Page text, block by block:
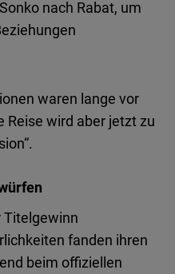
nach Rabat, um
waren lange vor
Reise wird aber jetzt zu
Titelgewinn
fanden ihren
beim offiziellen